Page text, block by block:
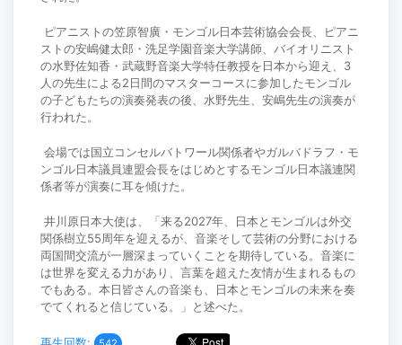
ピアニストの笠原智廣・モンゴル日本芸術協会会長、ピアニ
ストの安嶋健太郎・洗足学園音楽大学講師、バイオリニスト
の水野佐知香・武蔵野音楽大学特任教授を日本から迎え、3
人の先生による2日間のマスターコースに参加したモンゴル
の子どもたちの演奏発表の後、水野先生、安嶋先生の演奏が
行われた。
会場では国立コンセルバトワール関係者やガルバドラフ・モ
ンゴル日本議員連盟会長をはじめとするモンゴル日本議連関
係者等が演奏に耳を傾けた。
井川原日本大使は、「来る2027年、日本とモンゴルは外交
関係樹立55周年を迎えるが、音楽そして芸術の分野における
両国間交流が一層深まっていくことを期待している。音楽に
は世界を変える力があり、言葉を超えた友情が生まれるもの
でもある。本日皆さんの音楽も、日本とモンゴルの未来を奏
でてくれると信じている。」と述べた。
再生回数: